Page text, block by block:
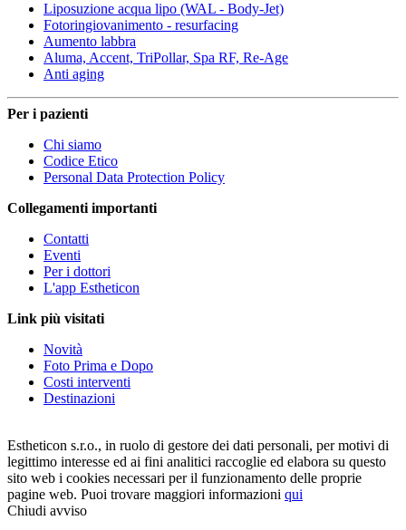
Liposuzione acqua lipo (WAL - Body-Jet)
Fotoringiovanimento - resurfacing
Aumento labbra
Aluma, Accent, TriPollar, Spa RF, Re-Age
Anti aging
Per i pazienti
Chi siamo
Codice Etico
Personal Data Protection Policy
Collegamenti importanti
Contatti
Eventi
Per i dottori
L'app Estheticon
Link più visitati
Novità
Foto Prima e Dopo
Costi interventi
Destinazioni
Estheticon s.r.o., in ruolo di gestore dei dati personali, per motivi di
legittimo interesse ed ai fini analitici raccoglie ed elabora su questo
sito web i cookies necessari per il funzionamento delle proprie
pagine web. Puoi trovare maggiori informazioni qui
Chiudi avviso